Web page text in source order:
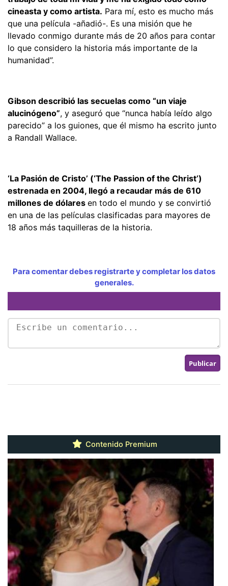
cineasta y como artista. Para mí, esto es mucho más
que una película -añadió-. Es una misión que he
llevado conmigo durante más de 20 años para contar
lo que considero la historia más importante de la
humanidad”.
Gibson describió las secuelas como “un viaje
alucinógeno”, y aseguró que “nunca había leído algo
parecido” a los guiones, que él mismo ha escrito junto
a Randall Wallace.
‘La Pasión de Cristo’ (‘The Passion of the Christ’)
estrenada en 2004, llegó a recaudar más de 610
millones de dólares en todo el mundo y se convirtió
en una de las películas clasificadas para mayores de
18 años más taquilleras de la historia.
Para comentar debes registrarte y completar los datos
generales.
Contenido Premium